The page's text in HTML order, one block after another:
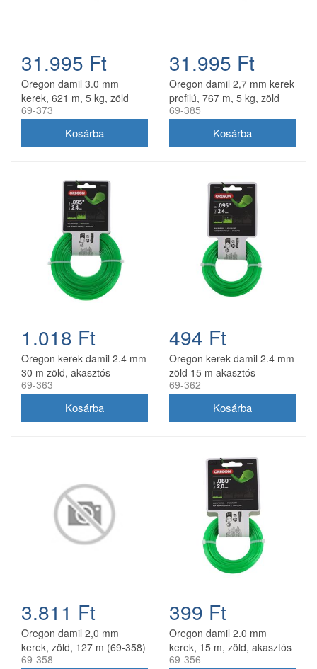
31.995 Ft
Oregon damil 3.0 mm
kerek, 621 m, 5 kg, zöld
69-373
31.995 Ft
Oregon damil 2,7 mm kerek
profilú, 767 m, 5 kg, zöld
69-385
1.018 Ft
Oregon kerek damil 2.4 mm
30 m zöld, akasztós
kiszerelés
69-363
494 Ft
Oregon kerek damil 2.4 mm
zöld 15 m akasztós
kiszerelésben
69-362
3.811 Ft
Oregon damil 2,0 mm
kerek, zöld, 127 m (69-358)
69-358
399 Ft
Oregon damil 2.0 mm
kerek, 15 m, zöld, akasztós
kiszerelés
69-356